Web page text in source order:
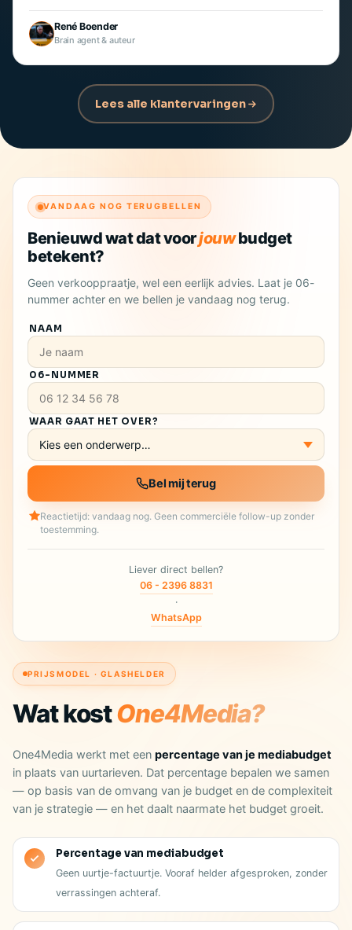
René Boender
Brain agent & auteur
Lees alle klantervaringen
PRIJSMODEL · GLASHELDER
Wat kostOne4Media?
One4Media werkt met een percentage van je mediabudget
in plaats van uurtarieven. Dat percentage bepalen we samen
— op basis van de omvang van je budget en de complexiteit
van je strategie — en het daalt naarmate het budget groeit.
Percentage van mediabudget
Geen uurtje-factuurtje. Vooraf helder afgesproken, zonder
verrassingen achteraf.
VANDAAG NOG TERUGBELLEN
Benieuwd wat dat voorjouwbudget
betekent?
Geen verkooppraatje, wel een eerlijk advies. Laat je 06-
nummer achter en we bellen je vandaag nog terug.
NAAM
06-NUMMER
WAAR GAAT HET OVER?
Bel mij terug
Reactietijd: vandaag nog. Geen commerciële follow-up zonder
toestemming.
Liever direct bellen?
06 - 2396 8831
·
WhatsApp